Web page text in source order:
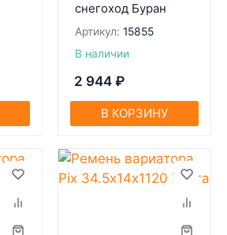
снегоход Буран
Артикул: 15855
В наличии
2 944 ₽
В КОРЗИНУ